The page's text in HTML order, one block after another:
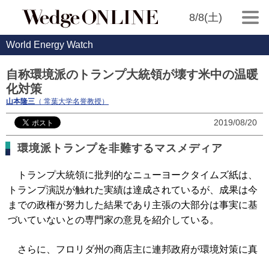
8/8(土)
World Energy Watch
自称環境派のトランプ大統領が壊す米中の温暖
化対策
山本隆三 （ 常葉大学名誉教授）
2019/08/20
環境派トランプを非難するマスメディア
トランプ大統領に批判的なニューヨークタイムズ紙は、
トランプ演説が触れた実績は達成されているが、成果は今
までの政権が努力した結果であり主張の大部分は事実に基
づいていないとの専門家の意見を紹介している。
さらに、フロリダ州の商店主に連邦政府が環境対策に真